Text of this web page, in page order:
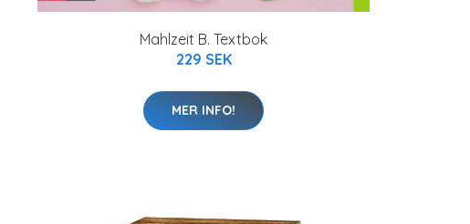
Mahlzeit B. Textbok
229 SEK
MER INFO!